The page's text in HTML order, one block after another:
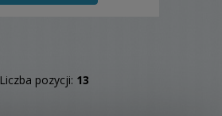
Liczba pozycji: 13